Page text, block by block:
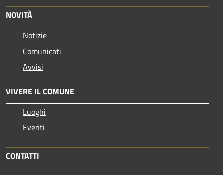
NOVITÀ
Notizie
Comunicati
Avvisi
VIVERE IL COMUNE
Luoghi
Eventi
CONTATTI